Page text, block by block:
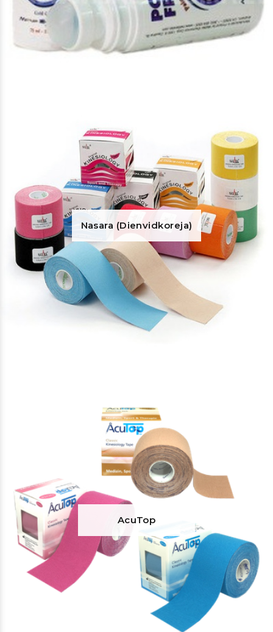
Nasara (Dienvidkoreja)
AcuTop